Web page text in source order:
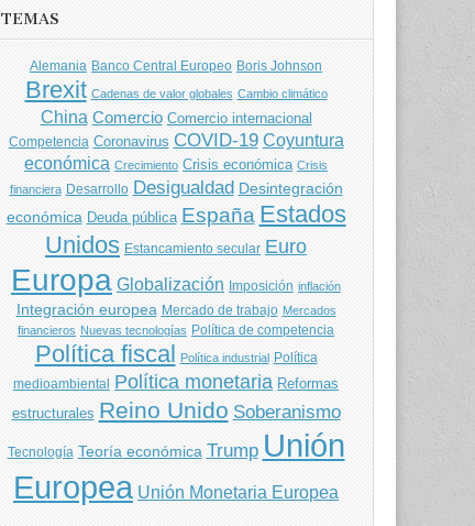
TEMAS
Alemania Banco Central Europeo Boris Johnson
Brexit Cadenas de valor globales Cambio climático
China Comercio Comercio internacional
Competencia Coronavirus COVID-19 Coyuntura
económica Crecimiento Crisis económica Crisis
financiera Desarrollo Desigualdad Desintegración
económica Deuda pública España Estados
Unidos Estancamiento secular Euro
Europa Globalización Imposición inflación
Integración europea Mercado de trabajo Mercados
financieros Nuevas tecnologías Política de competencia
Política fiscal Política industrial Política
medioambiental Política monetaria Reformas
estructurales Reino Unido Soberanismo
Tecnología Teoría económica Trump Unión
Europea Unión Monetaria Europea